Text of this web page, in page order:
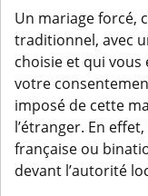
Un mariage forcé,
traditionnel, avec
choisie et qui
votre
imposé de cette
l’étranger. En
française ou
devant l’autorité